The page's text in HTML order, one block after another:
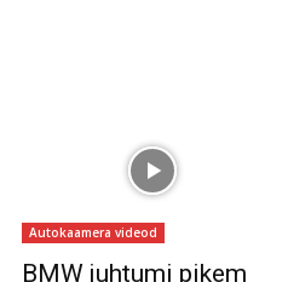
Autokaamera videod
BMW juhtumi pikem